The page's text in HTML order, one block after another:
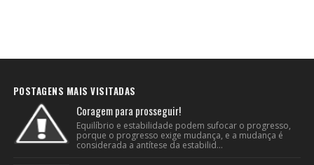
POSTAGENS MAIS VISITADAS
Coragem para prosseguir!
Equilíbrio e estabilidade podem sufocar o progresso,
porque o progresso exige mudança, e a mudança é
considerada a antítese da estabilid...